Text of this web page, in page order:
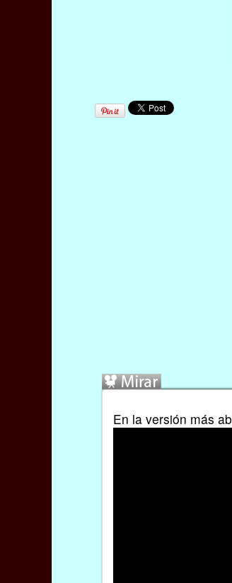
En la versión más